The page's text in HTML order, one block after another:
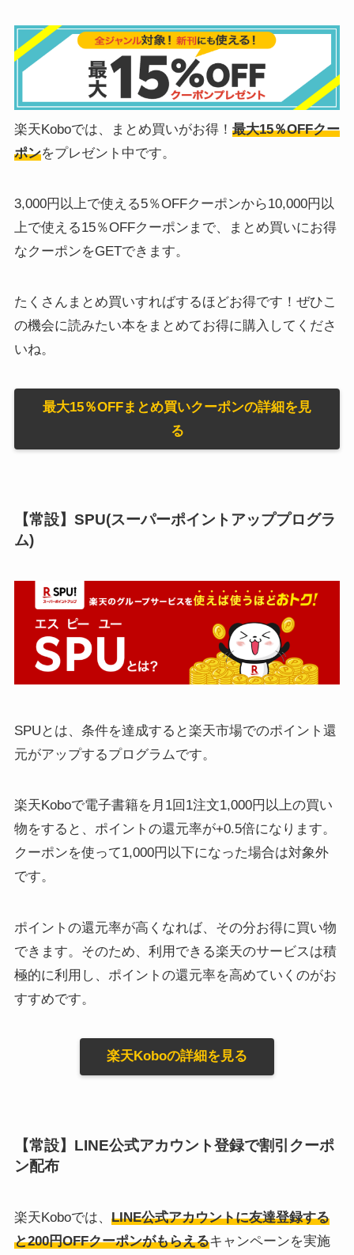
楽天Koboでは、まとめ買いがお得！ 最大15％OFFクー
ポンをプレゼント中です。
3,000円以上で使える5％OFFクーポンから10,000円以
上で使える15％OFFクーポンまで、まとめ買いにお得
なクーポンをGETできます。
たくさんまとめ買いすればするほどお得です！ぜひこ
の機会に読みたい本をまとめてお得に購入してくださ
いね。
最大15％OFFまとめ買いクーポンの詳細を見
る
【常設】SPU(スーパーポイントアッププログラ
ム)
SPUとは、条件を達成すると楽天市場でのポイント還
元がアップするプログラムです。
楽天Koboで電子書籍を月1回1注文1,000円以上の買い
物をすると、ポイントの還元率が+0.5倍になります。
クーポンを使って1,000円以下になった場合は対象外
です。
ポイントの還元率が高くなれば、その分お得に買い物
できます。そのため、利用できる楽天のサービスは積
極的に利用し、ポイントの還元率を高めていくのがお
すすめです。
楽天Koboの詳細を見る
【常設】LINE公式アカウント登録で割引クーポ
ン配布
楽天Koboでは、 LINE公式アカウントに友達登録する
と200円OFFクーポンがもらえるキャンペーンを実施